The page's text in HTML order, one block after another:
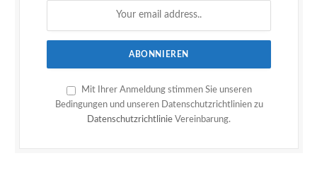
Mit Ihrer Anmeldung stimmen Sie unseren
Bedingungen und unseren Datenschutzrichtlinien zu
Datenschutzrichtlinie Vereinbarung.